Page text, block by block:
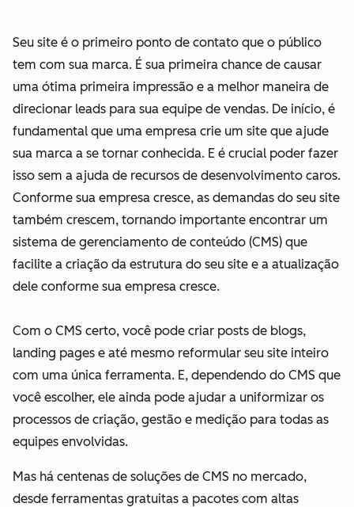
Seu site é o primeiro ponto de contato que o público
tem com sua marca. É sua primeira chance de causar
uma ótima primeira impressão e a melhor maneira de
direcionar leads para sua equipe de vendas. De início, é
fundamental que uma empresa crie um site que ajude
sua marca a se tornar conhecida. E é crucial poder fazer
isso sem a ajuda de recursos de desenvolvimento caros.
Conforme sua empresa cresce, as demandas do seu site
também crescem, tornando importante encontrar um
sistema de gerenciamento de conteúdo (CMS) que
facilite a criação da estrutura do seu site e a atualização
dele conforme sua empresa cresce.
Com o CMS certo, você pode criar posts de blogs,
landing pages e até mesmo reformular seu site inteiro
com uma única ferramenta. E, dependendo do CMS que
você escolher, ele ainda pode ajudar a uniformizar os
processos de criação, gestão e medição para todas as
equipes envolvidas.
Mas há centenas de soluções de CMS no mercado,
desde ferramentas gratuitas a pacotes com altas